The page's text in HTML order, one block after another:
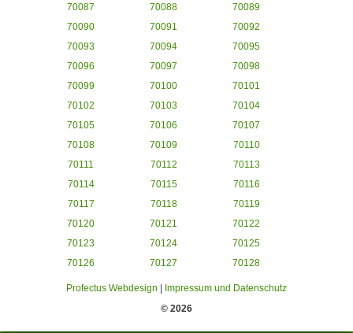
70087
70088
70089
70090
70091
70092
70093
70094
70095
70096
70097
70098
70099
70100
70101
70102
70103
70104
70105
70106
70107
70108
70109
70110
70111
70112
70113
70114
70115
70116
70117
70118
70119
70120
70121
70122
70123
70124
70125
70126
70127 70128
Profectus Webdesign
Impressum und Datenschutz
© 2026